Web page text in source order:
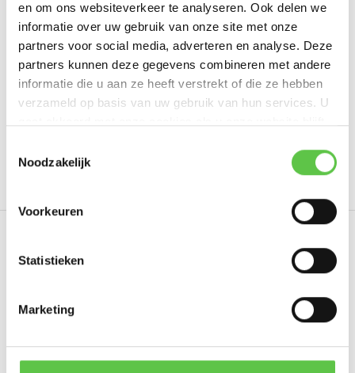
en om ons websiteverkeer te analyseren. Ook delen we
informatie over uw gebruik van onze site met onze
partners voor social media, adverteren en analyse. Deze
partners kunnen deze gegevens combineren met andere
informatie die u aan ze heeft verstrekt of die ze hebben
verzameld op basis van uw gebruik van hun services. U
Noodzakelijk
Voorkeuren
Statistieken
Marketing
Er zijn nog geen reviews geschreven over dit product..
Tags
10 jaar LIC-
Abonneer
* Lees hier de wettelijke beperkingen